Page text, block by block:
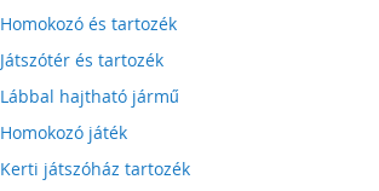
Homokozó és tartozék
Játszótér és tartozék
Lábbal hajtható jármű
Homokozó játék
Kerti játszóház tartozék